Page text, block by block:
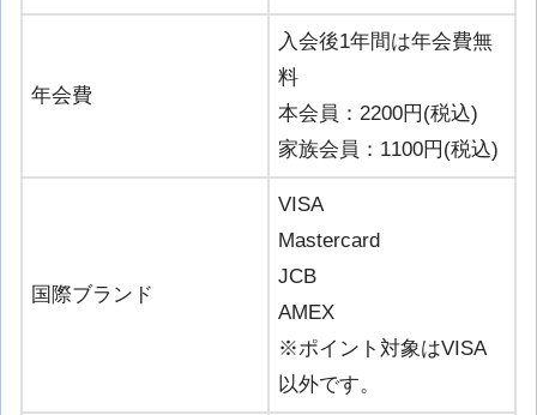
年会費
入会後1年間は年会費無
料
本会員：2200円(税込)
家族会員：1100円(税込)
国際ブランド
VISA
Mastercard
JCB
AMEX
※ポイント対象はVISA
以外です。